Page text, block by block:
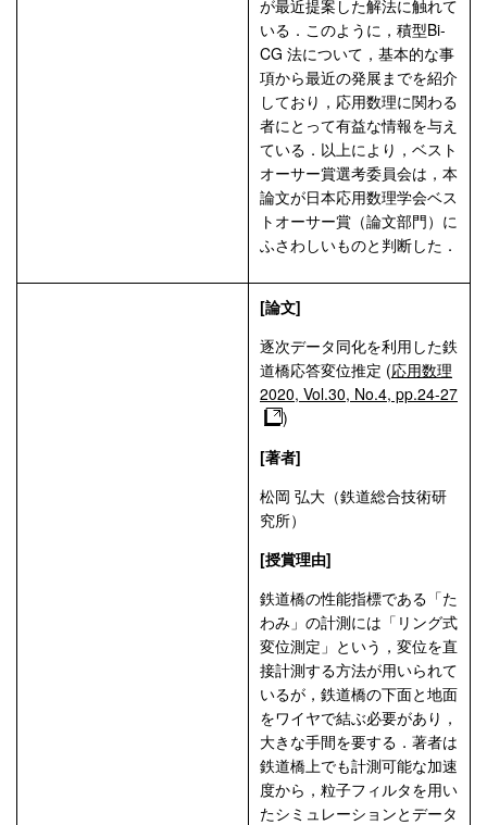
が最近提案した解法に触れて
いる．このように，積型Bi-
CG 法について，基本的な事
項から最近の発展までを紹介
しており，応用数理に関わる
者にとって有益な情報を与え
ている．以上により，ベスト
オーサー賞選考委員会は，本
論文が日本応用数理学会ベス
トオーサー賞（論文部門）に
ふさわしいものと判断した．
[論文]
逐次データ同化を利用した鉄
道橋応答変位推定 (応用数理
2020, Vol.30, No.4, pp.24-27
)
[著者]
松岡 弘大（鉄道総合技術研
究所）
[授賞理由]
鉄道橋の性能指標である「た
わみ」の計測には「リング式
変位測定」という，変位を直
接計測する方法が用いられて
いるが，鉄道橋の下面と地面
をワイヤで結ぶ必要があり，
大きな手間を要する．著者は
鉄道橋上でも計測可能な加速
度から，粒子フィルタを用い
たシミュレーションとデータ